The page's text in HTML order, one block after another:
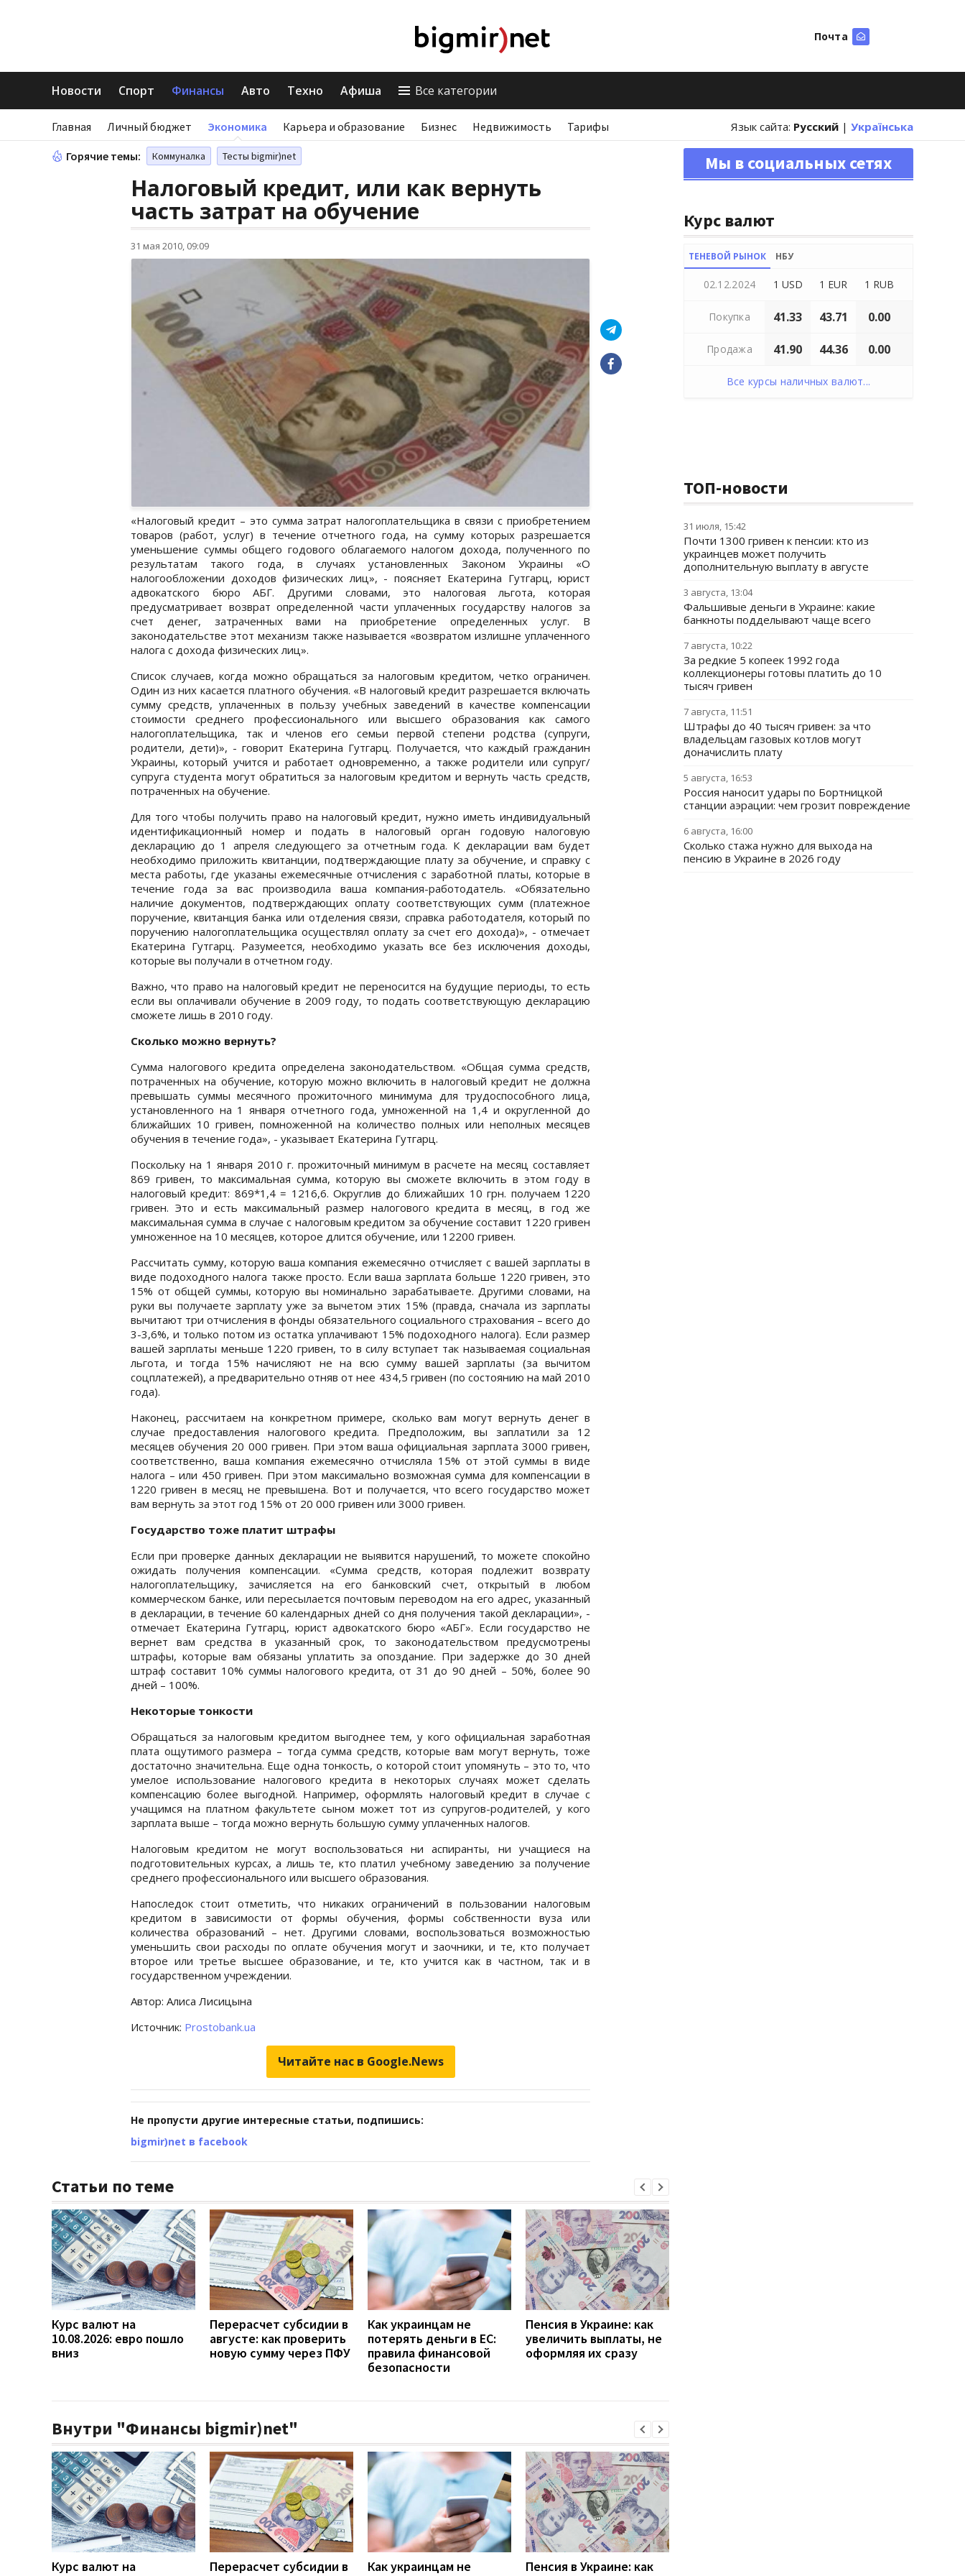
Почта
Новости Спорт Финансы Авто Техно Афиша Все категории
Главная Личный бюджет Экономика Карьера и образование Бизнес Недвижимость Тарифы Язык сайта: Русский | Українська
Горячие темы: Коммуналка Тесты bigmir)net
Налоговый кредит, или как вернуть
часть затрат на обучение
31 мая 2010, 09:09
«Налоговый кредит – это сумма затрат налогоплательщика в связи с приобретением
товаров (работ, услуг) в течение отчетного года, на сумму которых разрешается
уменьшение суммы общего годового облагаемого налогом дохода, полученного по
результатам такого года, в случаях установленных Законом Украины «О
налогообложении доходов физических лиц», - поясняет Екатерина Гутгарц, юрист
адвокатского бюро АБГ. Другими словами, это налоговая льгота, которая
предусматривает возврат определенной части уплаченных государству налогов за
счет денег, затраченных вами на приобретение определенных услуг. В
законодательстве этот механизм также называется «возвратом излишне уплаченного
налога с дохода физических лиц».
Список случаев, когда можно обращаться за налоговым кредитом, четко ограничен.
Один из них касается платного обучения. «В налоговый кредит разрешается включать
сумму средств, уплаченных в пользу учебных заведений в качестве компенсации
стоимости среднего профессионального или высшего образования как самого
налогоплательщика, так и членов его семьи первой степени родства (супруги,
родители, дети)», - говорит Екатерина Гутгарц. Получается, что каждый гражданин
Украины, который учится и работает одновременно, а также родители или супруг/
супруга студента могут обратиться за налоговым кредитом и вернуть часть средств,
потраченных на обучение.
Для того чтобы получить право на налоговый кредит, нужно иметь индивидуальный
идентификационный номер и подать в налоговый орган годовую налоговую
декларацию до 1 апреля следующего за отчетным года. К декларации вам будет
необходимо приложить квитанции, подтверждающие плату за обучение, и справку с
места работы, где указаны ежемесячные отчисления с заработной платы, которые в
течение года за вас производила ваша компания-работодатель. «Обязательно
наличие документов, подтверждающих оплату соответствующих сумм (платежное
поручение, квитанция банка или отделения связи, справка работодателя, который по
поручению налогоплательщика осуществлял оплату за счет его дохода)», - отмечает
Екатерина Гутгарц. Разумеется, необходимо указать все без исключения доходы,
которые вы получали в отчетном году.
Важно, что право на налоговый кредит не переносится на будущие периоды, то есть
если вы оплачивали обучение в 2009 году, то подать соответствующую декларацию
сможете лишь в 2010 году.
Сколько можно вернуть?
Сумма налогового кредита определена законодательством. «Общая сумма средств,
потраченных на обучение, которую можно включить в налоговый кредит не должна
превышать суммы месячного прожиточного минимума для трудоспособного лица,
установленного на 1 января отчетного года, умноженной на 1,4 и округленной до
ближайших 10 гривен, помноженной на количество полных или неполных месяцев
обучения в течение года», - указывает Екатерина Гутгарц.
Поскольку на 1 января 2010 г. прожиточный минимум в расчете на месяц составляет
869 гривен, то максимальная сумма, которую вы сможете включить в этом году в
налоговый кредит: 869*1,4 = 1216,6. Округлив до ближайших 10 грн. получаем 1220
гривен. Это и есть максимальный размер налогового кредита в месяц, в год же
максимальная сумма в случае с налоговым кредитом за обучение составит 1220 гривен
умноженное на 10 месяцев, которое длится обучение, или 12200 гривен.
Рассчитать сумму, которую ваша компания ежемесячно отчисляет с вашей зарплаты в
виде подоходного налога также просто. Если ваша зарплата больше 1220 гривен, это
15% от общей суммы, которую вы номинально зарабатываете. Другими словами, на
руки вы получаете зарплату уже за вычетом этих 15% (правда, сначала из зарплаты
вычитают три отчисления в фонды обязательного социального страхования – всего до
3-3,6%, и только потом из остатка уплачивают 15% подоходного налога). Если размер
вашей зарплаты меньше 1220 гривен, то в силу вступает так называемая социальная
льгота, и тогда 15% начисляют не на всю сумму вашей зарплаты (за вычитом
соцплатежей), а предварительно отняв от нее 434,5 гривен (по состоянию на май 2010
года).
Наконец, рассчитаем на конкретном примере, сколько вам могут вернуть денег в
случае предоставления налогового кредита. Предположим, вы заплатили за 12
месяцев обучения 20 000 гривен. При этом ваша официальная зарплата 3000 гривен,
соответственно, ваша компания ежемесячно отчисляла 15% от этой суммы в виде
налога – или 450 гривен. При этом максимально возможная сумма для компенсации в
1220 гривен в месяц не превышена. Вот и получается, что всего государство может
вам вернуть за этот год 15% от 20 000 гривен или 3000 гривен.
Государство тоже платит штрафы
Если при проверке данных декларации не выявится нарушений, то можете спокойно
ожидать получения компенсации. «Сумма средств, которая подлежит возврату
налогоплательщику, зачисляется на его банковский счет, открытый в любом
коммерческом банке, или пересылается почтовым переводом на его адрес, указанный
в декларации, в течение 60 календарных дней со дня получения такой декларации», -
отмечает Екатерина Гутгарц, юрист адвокатского бюро «АБГ». Если государство не
вернет вам средства в указанный срок, то законодательством предусмотрены
штрафы, которые вам обязаны уплатить за опоздание. При задержке до 30 дней
штраф составит 10% суммы налогового кредита, от 31 до 90 дней – 50%, более 90
дней – 100%.
Некоторые тонкости
Обращаться за налоговым кредитом выгоднее тем, у кого официальная заработная
плата ощутимого размера – тогда сумма средств, которые вам могут вернуть, тоже
достаточно значительна. Еще одна тонкость, о которой стоит упомянуть – это то, что
умелое использование налогового кредита в некоторых случаях может сделать
компенсацию более выгодной. Например, оформлять налоговый кредит в случае с
учащимся на платном факультете сыном может тот из супругов-родителей, у кого
зарплата выше – тогда можно вернуть большую сумму уплаченных налогов.
Налоговым кредитом не могут воспользоваться ни аспиранты, ни учащиеся на
подготовительных курсах, а лишь те, кто платил учебному заведению за получение
среднего профессионального или высшего образования.
Напоследок стоит отметить, что никаких ограничений в пользовании налоговым
кредитом в зависимости от формы обучения, формы собственности вуза или
количества образований – нет. Другими словами, воспользоваться возможностью
уменьшить свои расходы по оплате обучения могут и заочники, и те, кто получает
второе или третье высшее образование, и те, кто учится как в частном, так и в
государственном учреждении.
Автор: Алиса Лисицына
Источник: Prostobank.ua
Читайте нас в Google.News
Не пропусти другие интересные статьи, подпишись:
bigmir)net в facebook
Статьи по теме
Курс валют на
10.08.2026: евро пошло
вниз
Перерасчет субсидии в
августе: как проверить
новую сумму через ПФУ
Как украинцам не
потерять деньги в ЕС:
правила финансовой
безопасности
Пенсия в Украине: как
увеличить выплаты, не
оформляя их сразу
Внутри "Финансы bigmir)net"
Курс валют на
Перерасчет субсидии в
Как украинцам не
Пенсия в Украине: как
Мы в социальных сетях
Курс валют
ТЕНЕВОЙ РЫНОК НБУ
02.12.2024 1 USD 1 EUR 1 RUB
Покупка 41.33 43.71 0.00
Продажа 41.90 44.36 0.00
Все курсы наличных валют...
ТОП-новости
31 июля, 15:42
Почти 1300 гривен к пенсии: кто из
украинцев может получить
дополнительную выплату в августе
3 августа, 13:04
Фальшивые деньги в Украине: какие
банкноты подделывают чаще всего
7 августа, 10:22
За редкие 5 копеек 1992 года
коллекционеры готовы платить до 10
тысяч гривен
7 августа, 11:51
Штрафы до 40 тысяч гривен: за что
владельцам газовых котлов могут
доначислить плату
5 августа, 16:53
Россия наносит удары по Бортницкой
станции аэрации: чем грозит повреждение
6 августа, 16:00
Сколько стажа нужно для выхода на
пенсию в Украине в 2026 году